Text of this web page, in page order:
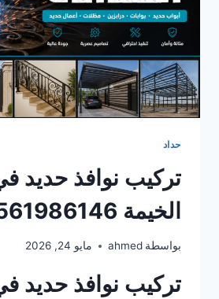
حداد
تركيب نوافذ حديد
الخيمة 0561986146
بواسطة ahmed مايو 24, 2026
تركيب نوافذ حديد